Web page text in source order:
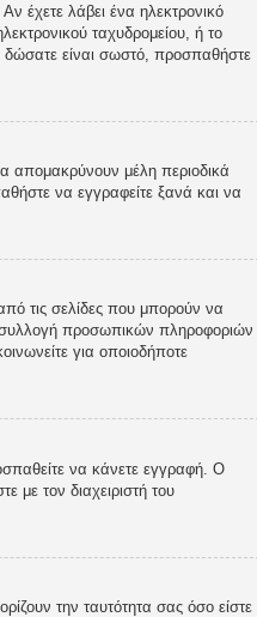
έχετε λάβει ένα ηλεκτρονικό
ταχυδρομείου, ή το
δώσατε είναι σωστό, προσπαθήστε
απομακρύνουν μέλη περιοδικά
να εγγραφείτε ξανά και να
τις σελίδες που μπορούν να
συλλογή προσωπικών πληροφοριών
για οποιοδήποτε
να κάνετε εγγραφή. Ο
με τον διαχειριστή του
την ταυτότητα σας όσο είστε